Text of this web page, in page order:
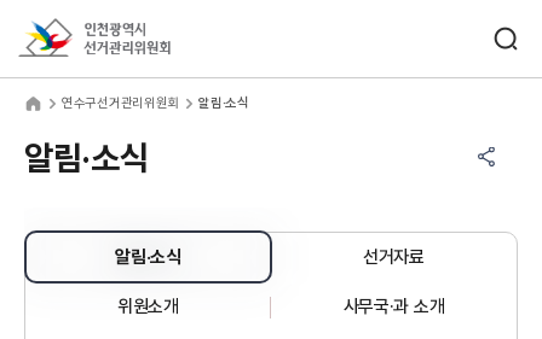
연수구선거관리위원회 알림·소식
알림·소식
알림·소식 선거자료
위원소개 사무국·과 소개